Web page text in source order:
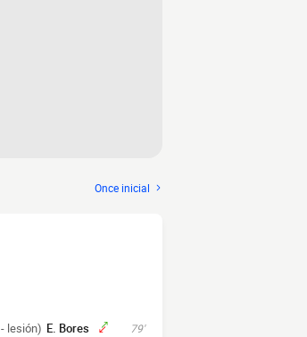
Once inicial
79'
E. Bores
lesión)